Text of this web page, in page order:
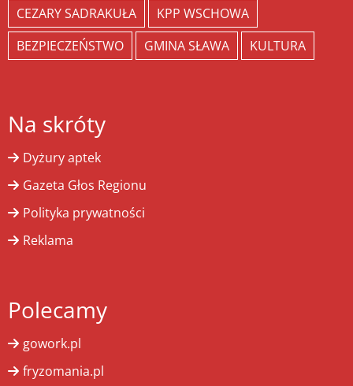
CEZARY SADRAKUŁA
KPP WSCHOWA
BEZPIECZEŃSTWO
GMINA SŁAWA KULTURA
Na skróty
Dyżury aptek
Gazeta Głos Regionu
Polityka prywatności
Reklama
Polecamy
gowork.pl
fryzomania.pl